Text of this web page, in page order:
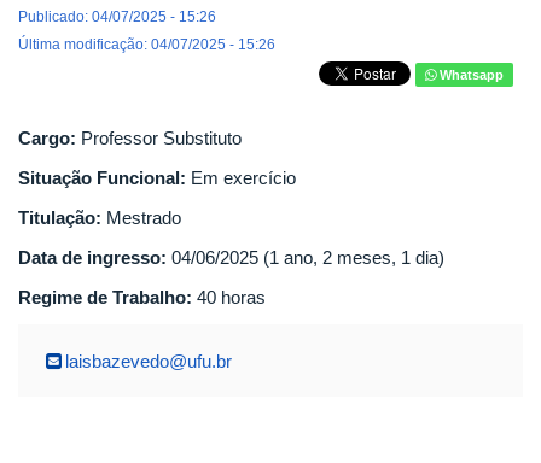
Publicado: 04/07/2025 - 15:26
Última modificação: 04/07/2025 - 15:26
Whatsapp
Cargo: Professor Substituto
Situação Funcional: Em exercício
Titulação: Mestrado
Data de ingresso: 04/06/2025 (1 ano, 2 meses, 1 dia)
Regime de Trabalho: 40 horas
laisbazevedo@ufu.br